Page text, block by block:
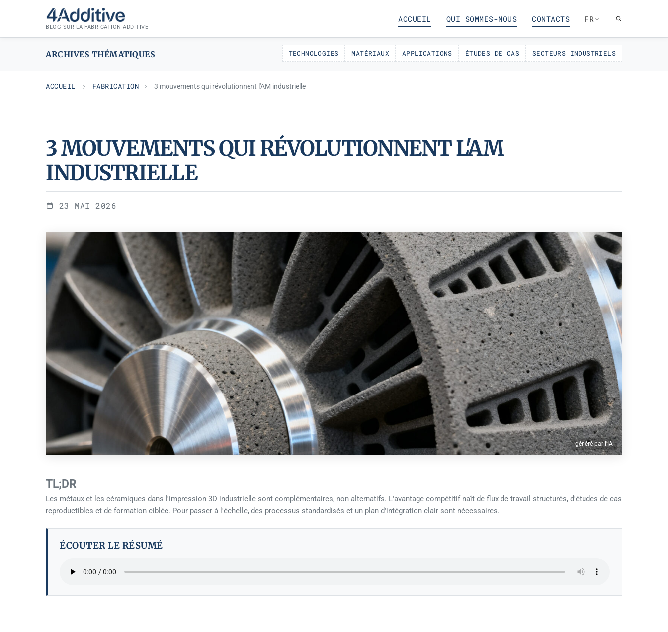
BLOG SUR LA FABRICATION ADDITIVE
ACCUEIL QUI SOMMES-NOUS CONTACTS FR
ARCHIVES THÉMATIQUES TECHNOLOGIES MATÉRIAUX APPLICATIONS ÉTUDES DE CAS SECTEURS INDUSTRIELS
ACCUEIL FABRICATION 3 mouvements qui révolutionnent l'AM industrielle
FABRICATION
3 MOUVEMENTS QUI RÉVOLUTIONNENT L'AM
INDUSTRIELLE
23 MAI 2026
généré par l'IA
TL;DR
Les métaux et les céramiques dans l'impression 3D industrielle sont complémentaires, non alternatifs. L'avantage compétitif naît de flux de travail structurés, d'études de cas
reproductibles et de formation ciblée. Pour passer à l'échelle, des processus standardisés et un plan d'intégration clair sont nécessaires.
ÉCOUTER LE RÉSUMÉ